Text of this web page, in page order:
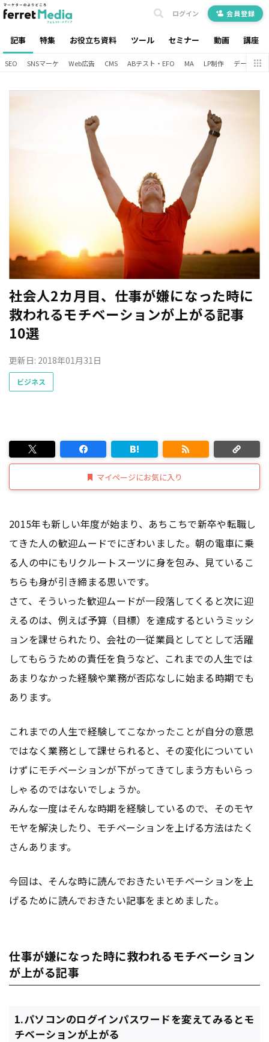
記事 特集 お役立ち資料 ツール セミナー 動画 講座
ログイン 会員登録
SEO SNSマーケ Web広告 CMS ABテスト・EFO MA LP制作 データ分析
社会人2カ月目、仕事が嫌になった時に
救われるモチベーションが上がる記事
10選
更新日: 2018年01月31日
ビジネス
マイページにお気に入り
2015年も新しい年度が始まり、あちこちで新卒や転職し
てきた人の歓迎ムードでにぎわいました。朝の電車に乗
る人の中にもリクルートスーツに身を包み、見ているこ
ちらも身が引き締まる思いです。
さて、そういった歓迎ムードが一段落してくると次に迎
えるのは、例えば予算（目標）を達成するというミッシ
ョンを課せられたり、会社の一従業員としてとして活躍
してもらうための責任を負うなど、これまでの人生では
あまりなかった経験や業務が否応なしに始まる時期でも
あります。
これまでの人生で経験してこなかったことが自分の意思
ではなく業務として課せられると、その変化についてい
けずにモチベーションが下がってきてしまう方もいらっ
しゃるのではないでしょうか。
みんな一度はそんな時期を経験しているので、そのモヤ
モヤを解決したり、モチベーションを上げる方法はたく
さんあります。
今回は、そんな時に読んでおきたいモチベーションを上
げるために読んでおきたい記事をまとめました。
仕事が嫌になった時に救われるモチベーション
が上がる記事
1.パソコンのログインパスワードを変えてみるとモ
チベーションが上がる